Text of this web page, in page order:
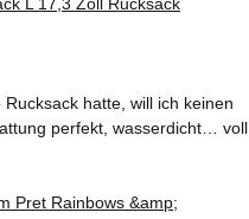
hatte, will ich keinen
perfekt, wasserdicht… voll